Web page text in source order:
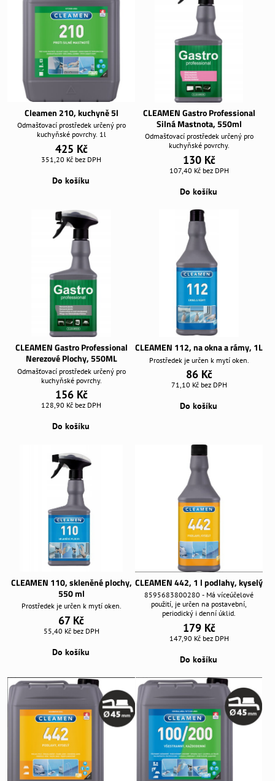
Cleamen 210, kuchyně 5l
Odmašťovací prostředek určený pro
kuchyňské povrchy. 1l
425 Kč
351,20 Kč bez DPH
Do košíku
CLEAMEN Gastro Professional
Silná Mastnota, 550ml
Odmašťovací prostředek určený pro
kuchyňské povrchy.
130 Kč
107,40 Kč bez DPH
Do košíku
CLEAMEN Gastro Professional
Nerezové Plochy, 550ML
Odmašťovací prostředek určený pro
kuchyňské povrchy.
156 Kč
128,90 Kč bez DPH
Do košíku
CLEAMEN 112, na okna a rámy, 1L
Prostředek je určen k mytí oken.
86 Kč
71,10 Kč bez DPH
Do košíku
CLEAMEN 110, skleněné plochy,
550 ml
Prostředek je určen k mytí oken.
67 Kč
55,40 Kč bez DPH
Do košíku
CLEAMEN 442, 1 l podlahy, kyselý
8595683800280 - Má víceúčelové
použití, je určen na postavební,
periodický i denní úklid.
179 Kč
147,90 Kč bez DPH
Do košíku